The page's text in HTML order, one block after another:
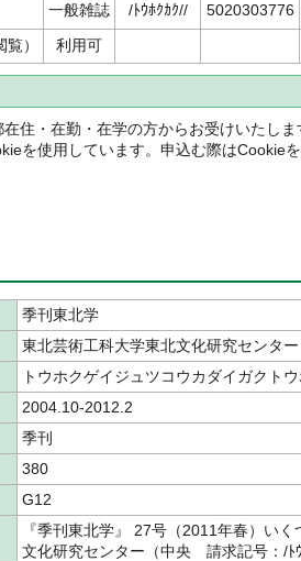
一般雑誌 /ﾄｳﾎｸｶｸ//
5020303776
） 利用可
在住・在勤・在学の方からお受けいたしま
を使用しています。申込む際はCookie
季刊東北学
東北芸術工科大学東北文化研究センター
トウホクゲイジュツコウカダイガクト
2004.10-2012.2
季刊
380
G12
『季刊東北学』 27号（2011年春）い
文化研究センター（中央 請求記号：/